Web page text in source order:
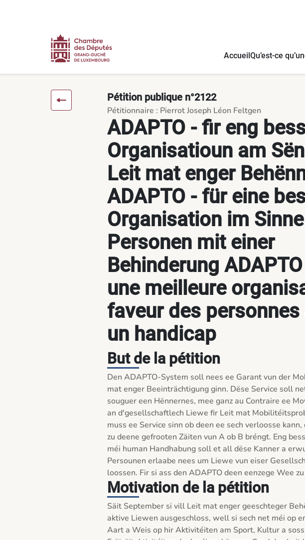
AccueilQu’est-ce
ADAPTO - fir eng
Organisatioun am
Leit mat enger
ADAPTO - für eine
Organisation im
Personen mit einer
Behinderung
une meilleure
faveur des personnes
un handicap
Pétition publique n°2122
Pétitionnaire : Pierrot Joseph Léon Feltgen
But de la pétition
Den ADAPTO-System soll nees ee Garant vun der
mat enger Beeinträchtigung ginn. Dëse Service soll
souguer een Hënnernes, mee ganz au Contraire ee
an d'gesellschaftlech Liewe fir Leit mat
muss ee Service sinn ob deen ee sech verloosse kann,
zu deene gefrooten Zäiten vun A ob B bréngt. Eng
méi human Handhabung soll et all dëse Kanner a
Persounen erlaabe nees um Liewe vun eiser
loossen. Fir si ass den ADAPTO deen eenzege Wee
Motivation de la pétition
Säit September si vill Leit mat enger geeschteger
aktive Liewen ausgeschloss, well si sech net méi op
Aart a Weis op hir Aktivitéiten am Sport, Kultur a soss